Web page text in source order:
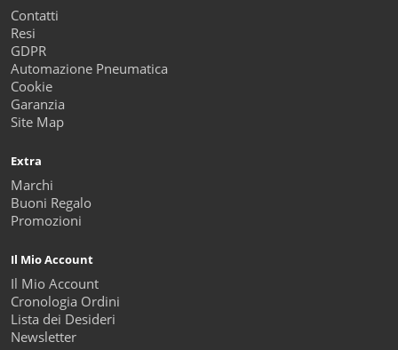
Contatti
Resi
GDPR
Automazione Pneumatica
Cookie
Garanzia
Site Map
Extra
Marchi
Buoni Regalo
Promozioni
Il Mio Account
Il Mio Account
Cronologia Ordini
Lista dei Desideri
Newsletter